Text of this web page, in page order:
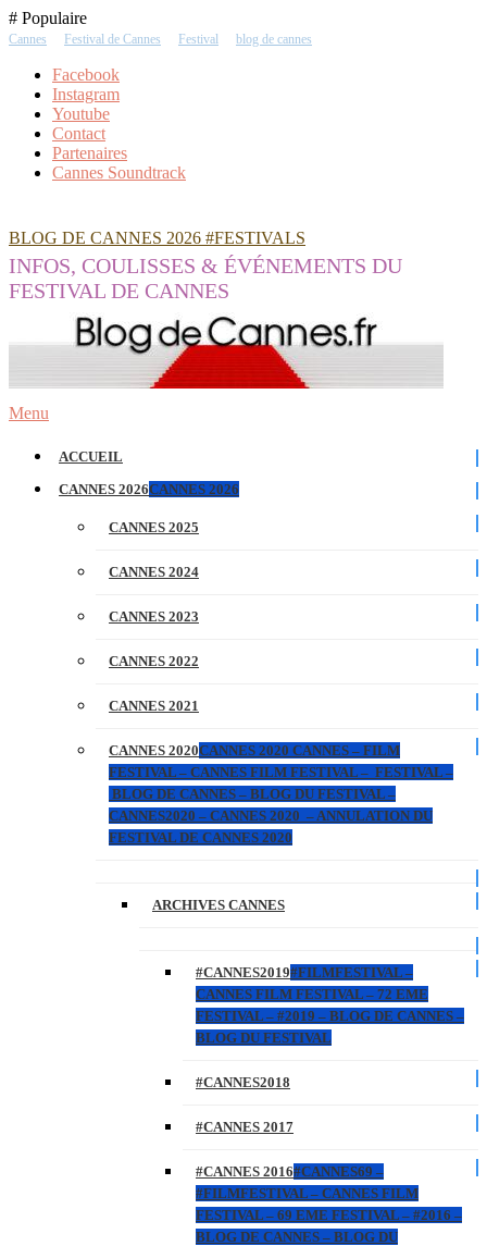
Skip
To
# Populaire
Cannes Festival de Cannes Festival blog de cannes
Facebook
Instagram
Youtube
Contact
Partenaires
Cannes Soundtrack
BLOG DE CANNES 2026 #FESTIVALS
INFOS, COULISSES & ÉVÉNEMENTS DU
FESTIVAL DE CANNES
Menu
ACCUEIL
CANNES 2026CANNES 2026
CANNES 2025
CANNES 2024
CANNES 2023
CANNES 2022
CANNES 2021
CANNES 2020CANNES 2020 CANNES – FILM
FESTIVAL – CANNES FILM FESTIVAL – FESTIVAL –
BLOG DE CANNES – BLOG DU FESTIVAL –
CANNES2020 – CANNES 2020 – ANNULATION DU
FESTIVAL DE CANNES 2020
ARCHIVES CANNES
#CANNES2019#FILMFESTIVAL –
CANNES FILM FESTIVAL – 72 EME
FESTIVAL – #2019 – BLOG DE CANNES –
BLOG DU FESTIVAL
#CANNES2018
#CANNES 2017
#CANNES 2016#CANNES69 –
#FILMFESTIVAL – CANNES FILM
FESTIVAL – 69 EME FESTIVAL – #2016 –
BLOG DE CANNES – BLOG DU